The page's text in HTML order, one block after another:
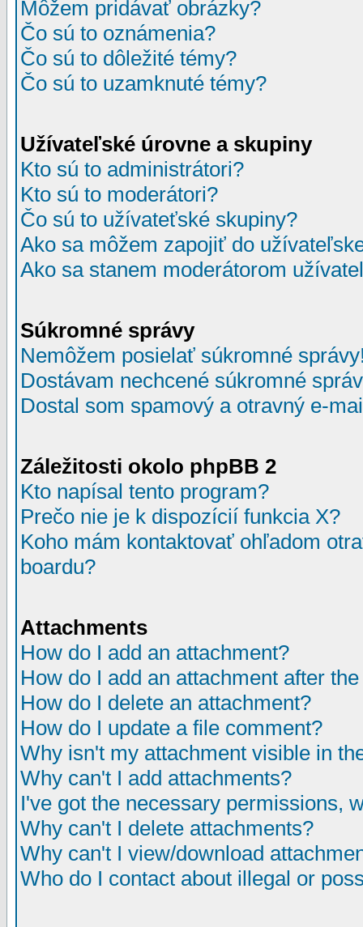
Môžem pridávať obrázky?
Čo sú to oznámenia?
Čo sú to dôležité témy?
Čo sú to uzamknuté témy?
Užívateľské úrovne a skupiny
Kto sú to administrátori?
Kto sú to moderátori?
Čo sú to užívateťské skupiny?
Ako sa môžem zapojiť do
Ako sa stanem moderátorom
Súkromné správy
Nemôžem posielať súkromné
Dostávam nechcené súkromné
Dostal som spamový a otravný e-
Záležitosti okolo phpBB 2
Kto napísal tento program?
Prečo nie je k dispozícií funkcia X?
Koho mám kontaktovať ohľadom
boardu?
Attachments
How do I add an attachment?
How do I add an attachment after
How do I delete an attachment?
How do I update a file comment?
Why isn't my attachment visible in
Why can't I add attachments?
I've got the necessary permissions,
Why can't I delete attachments?
Why can't I view/download
Who do I contact about illegal or